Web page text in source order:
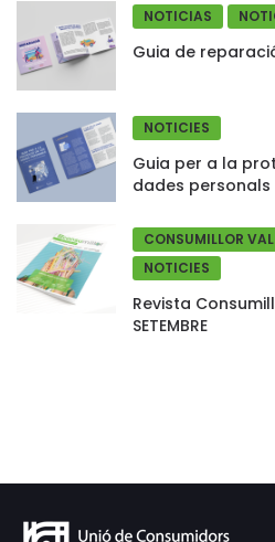
NOTICIAS
Guia de
NOTICIES
Guia per a la
dades personals
CONSUMILLOR VAL
NOTICIES
Revista
SETEMBRE